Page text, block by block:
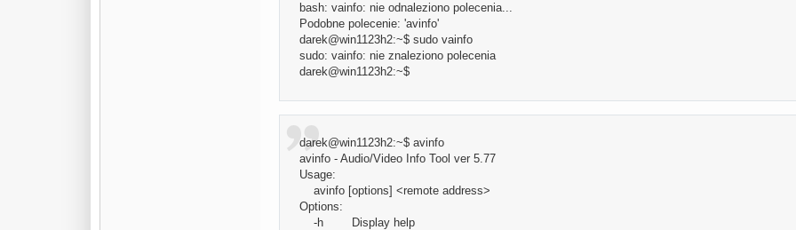
bash: vainfo: nie odnaleziono polecenia...
Podobne polecenie: 'avinfo'
darek@win1123h2:~$ sudo vainfo
sudo: vainfo: nie znaleziono polecenia
darek@win1123h2:~$
darek@win1123h2:~$ avinfo
avinfo - Audio/Video Info Tool ver 5.77
Usage:
avinfo [options] <remote address>
Options:
-h Display help